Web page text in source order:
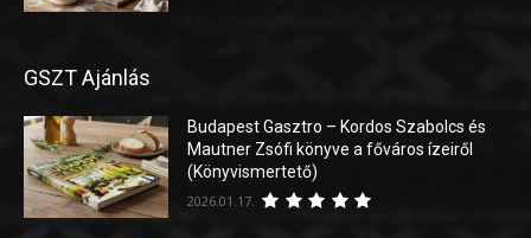
GSZT Ajánlás
Budapest Gasztro – Kordos Szabolcs és
Mautner Zsófi könyve a főváros ízeiről
(Könyvismertető)
2026.01.17.